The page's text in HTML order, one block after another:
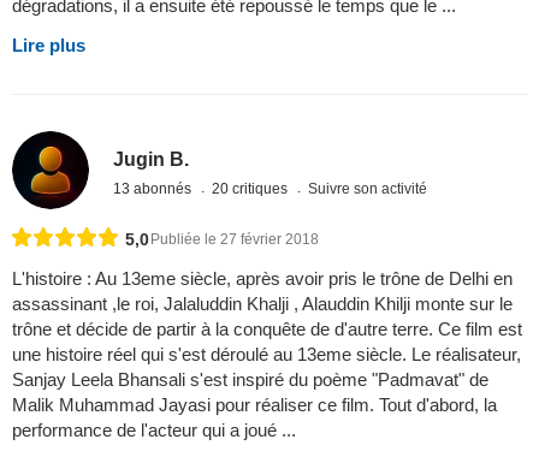
dégradations, il a ensuite été repoussé le temps que le ...
Lire plus
Jugin B.
13 abonnés 20 critiques Suivre son activité
5,0Publiée le 27 février 2018
L'histoire : Au 13eme siècle, après avoir pris le trône de Delhi en
assassinant ,le roi, Jalaluddin Khalji , Alauddin Khilji monte sur le
trône et décide de partir à la conquête de d'autre terre. Ce film est
une histoire réel qui s'est déroulé au 13eme siècle. Le réalisateur,
Sanjay Leela Bhansali s'est inspiré du poème "Padmavat" de
Malik Muhammad Jayasi pour réaliser ce film. Tout d'abord, la
performance de l'acteur qui a joué ...